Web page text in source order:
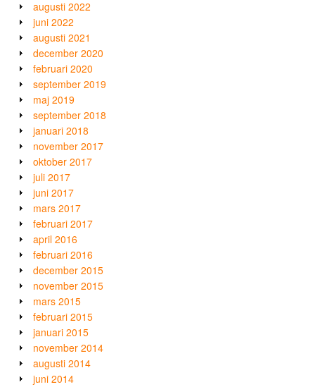
augusti 2022
juni 2022
augusti 2021
december 2020
februari 2020
september 2019
maj 2019
september 2018
januari 2018
november 2017
oktober 2017
juli 2017
juni 2017
mars 2017
februari 2017
april 2016
februari 2016
december 2015
november 2015
mars 2015
februari 2015
januari 2015
november 2014
augusti 2014
juni 2014